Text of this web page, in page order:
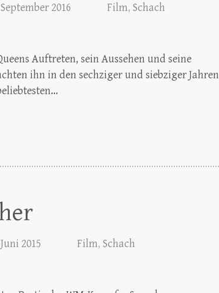
2016 Film, Schach
Auftreten, sein Aussehen und seine
ihn in den sechziger und siebziger Jahren
2015 Film, Schach